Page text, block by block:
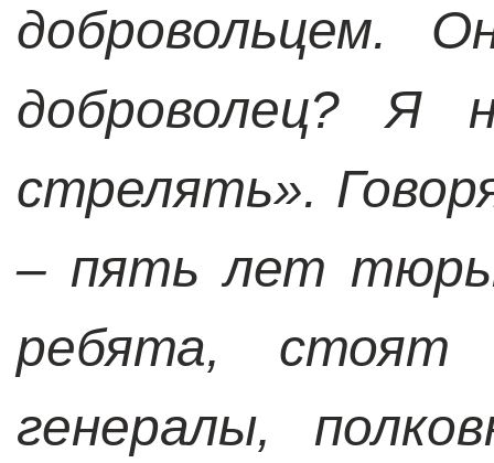
добровольцем.
доброволец? Я
стрелять».
– пять лет
ребята,
генералы,